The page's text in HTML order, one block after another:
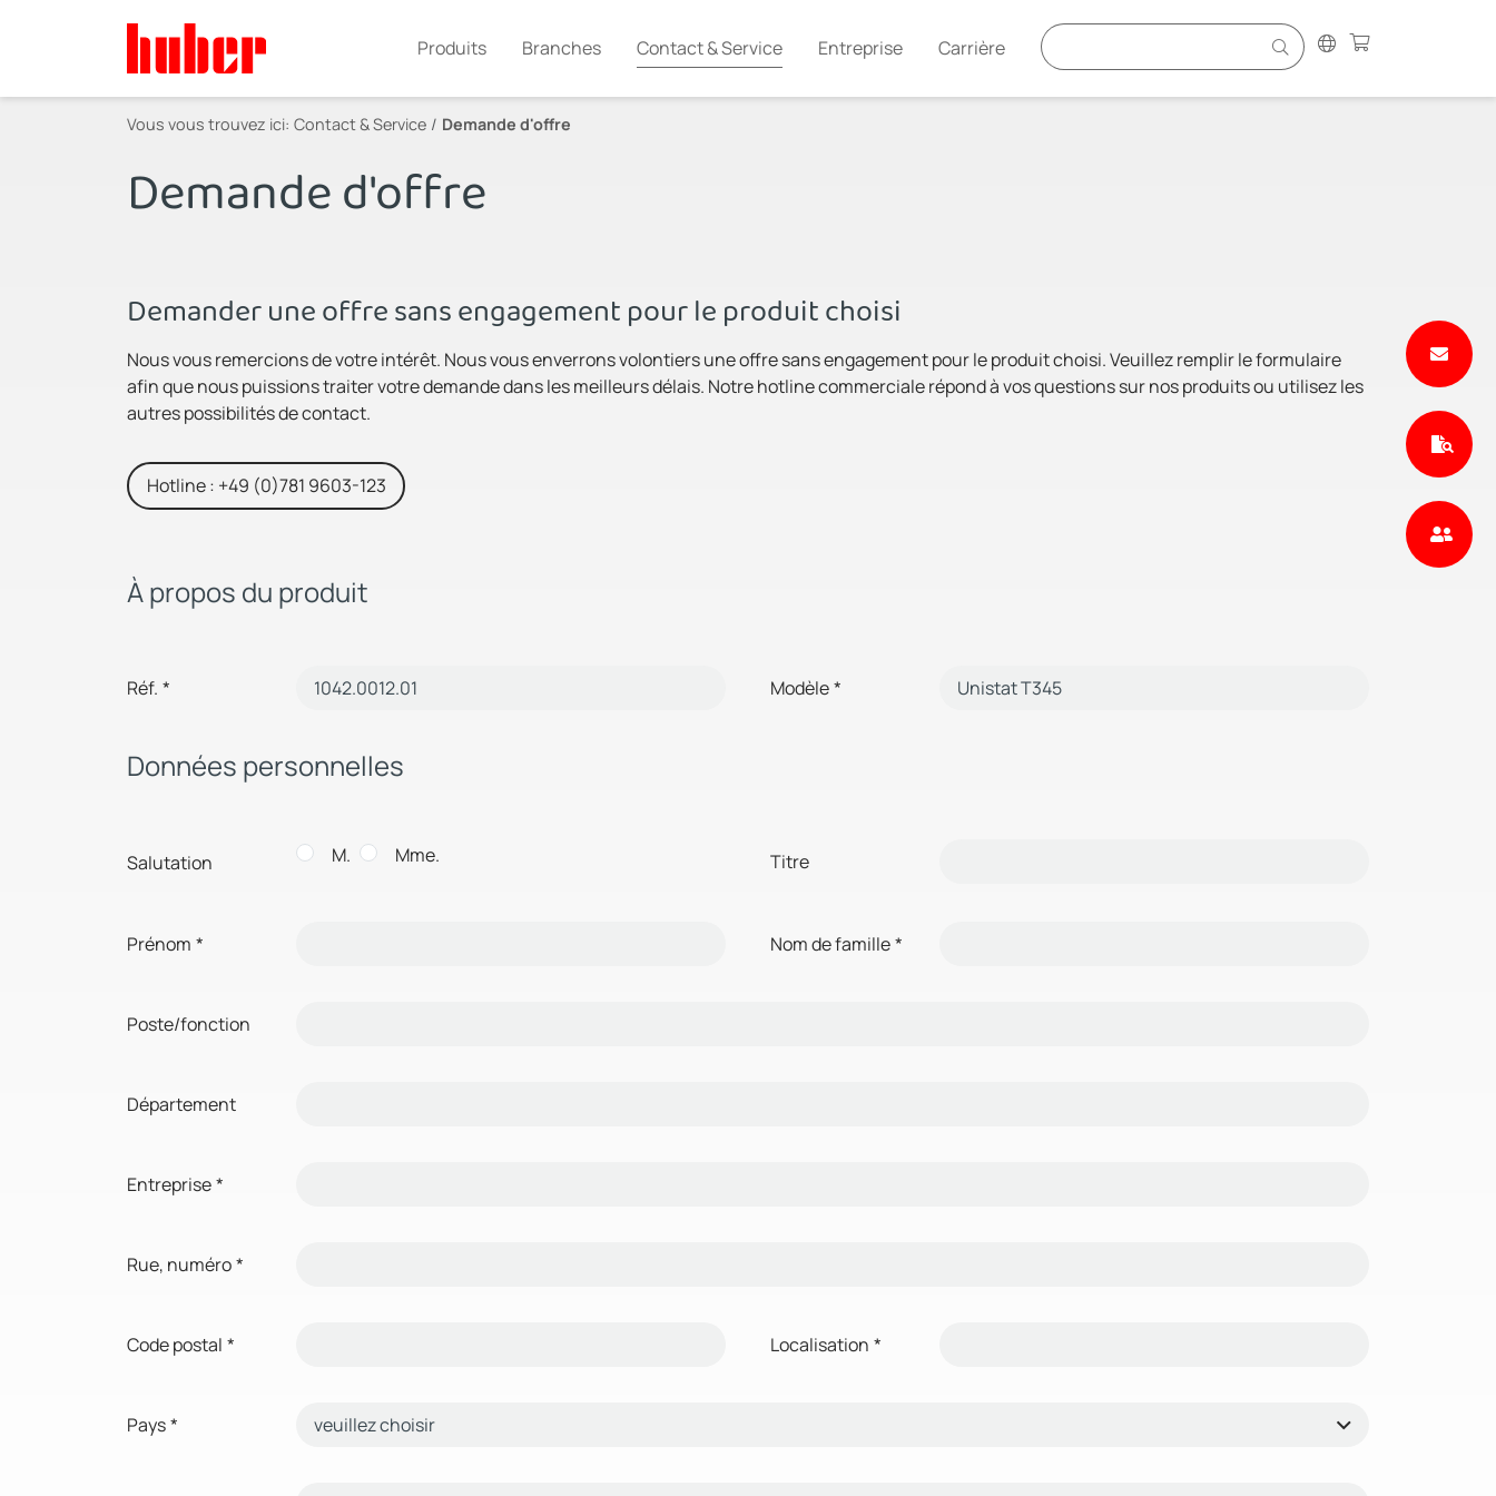
Produits Branches Contact & Service Entreprise Carrière
Vous vous trouvez ici: Contact & Service Demande d'offre
Demande d'offre
Demander une offre sans engagement pour le produit choisi
Nous vous remercions de votre intérêt. Nous vous enverrons volontiers une offre sans engagement pour le produit choisi. Veuillez remplir le formulaire
afin que nous puissions traiter votre demande dans les meilleurs délais. Notre hotline commerciale répond à vos questions sur nos produits ou utilisez les
autres possibilités de contact.
Hotline : +49 (0)781 9603-123
À propos du produit
Réf. * Modèle*
Données personnelles
Salutation M. Mme. Titre
Prénom * Nom de famille*
Poste/fonction
Département
Entreprise*
Rue, numéro*
Code postal * Localisation *
Pays*